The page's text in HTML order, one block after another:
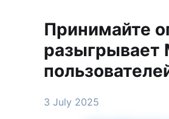
Принимайте
разыгрывает
3 July 2025